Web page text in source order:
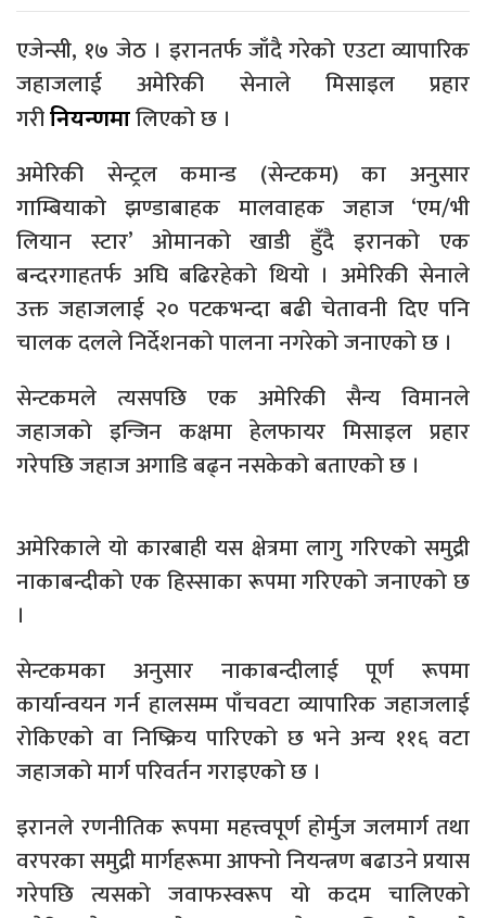
एजेन्सी, १७ जेठ । इरानतर्फ जाँदै गरेको एउटा व्यापारिक
जहाजलाई अमेरिकी सेनाले मिसाइल प्रहार
गरीनियन्त्रणमालिएको छ ।
अमेरिकी सेन्ट्रल कमान्ड (सेन्टकम) का अनुसार
गाम्बियाको झण्डाबाहक मालवाहक जहाज ‘एम/भी
लियान स्टार’ ओमानको खाडी हुँदै इरानको एक
बन्दरगाहतर्फ अघि बढिरहेको थियो । अमेरिकी सेनाले
उक्त जहाजलाई २० पटकभन्दा बढी चेतावनी दिए पनि
चालक दलले निर्देशनको पालना नगरेको जनाएको छ ।
सेन्टकमले त्यसपछि एक अमेरिकी सैन्य विमानले
जहाजको इन्जिन कक्षमा हेलफायर मिसाइल प्रहार
गरेपछि जहाज अगाडि बढ्न नसकेको बताएको छ ।
अमेरिकाले यो कारबाही यस क्षेत्रमा लागु गरिएको समुद्री
नाकाबन्दीको एक हिस्साका रूपमा गरिएको जनाएको छ
।
सेन्टकमका अनुसार नाकाबन्दीलाई पूर्ण रूपमा
कार्यान्वयन गर्न हालसम्म पाँचवटा व्यापारिक जहाजलाई
रोकिएको वा निष्क्रिय पारिएको छ भने अन्य ११६ वटा
जहाजको मार्ग परिवर्तन गराइएको छ ।
इरानले रणनीतिक रूपमा महत्त्वपूर्ण होर्मुज जलमार्ग तथा
वरपरका समुद्री मार्गहरूमा आफ्नो नियन्त्रण बढाउने प्रयास
गरेपछि त्यसको जवाफस्वरूप यो कदम चालिएको